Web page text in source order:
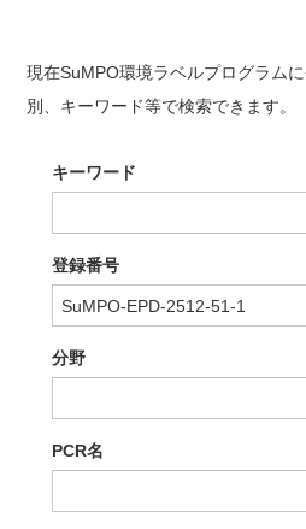
現在SuMPO環境ラベルプログラム
別、キーワード等で検索できます。
キーワード
登録番号
分野
PCR名